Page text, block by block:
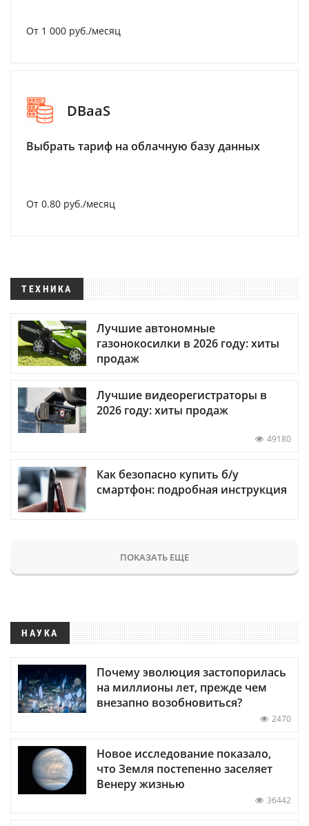
От 1 000 руб./месяц
DBaaS
Выбрать тариф на облачную базу данных
От 0.80 руб./месяц
ТЕХНИКА
Лучшие автономные
газонокосилки в 2026 году: хиты
продаж
Лучшие видеорегистраторы в
2026 году: хиты продаж
49180
Как безопасно купить б/у
смартфон: подробная инструкция
ПОКАЗАТЬ ЕЩЕ
НАУКА
Почему эволюция застопорилась
на миллионы лет, прежде чем
внезапно возобновиться?
2470
Новое исследование показало,
что Земля постепенно заселяет
Венеру жизнью
36442